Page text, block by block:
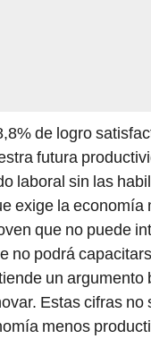
de logro
futura
laboral sin las
exige la economía
que no puede
no podrá
un argumento
Estas cifras
menos